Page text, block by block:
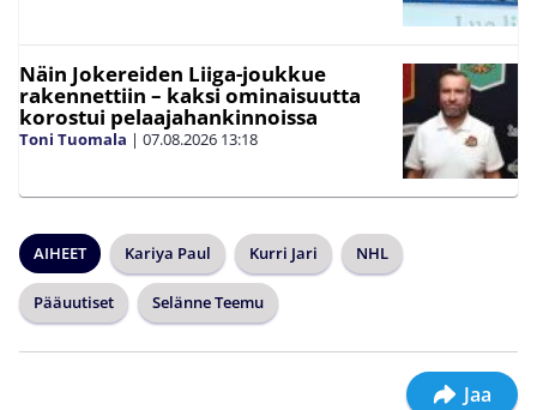
Näin Jokereiden Liiga-joukkue
rakennettiin – kaksi ominaisuutta
korostui pelaajahankinnoissa
Toni Tuomala | 07.08.2026 13:18
AIHEET Kariya Paul Kurri Jari NHL
Pääuutiset Selänne Teemu
Jaa